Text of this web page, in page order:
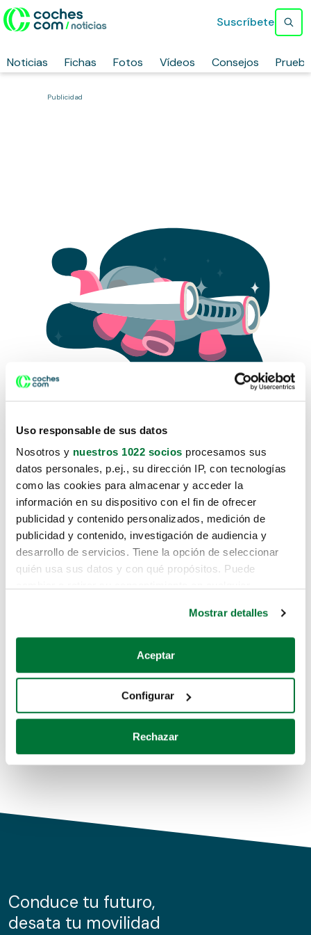
Uso responsable de sus datos
Nosotros y nuestros 1022 socios procesamos sus
datos personales, p.ej., su dirección IP, con tecnologías
como las cookies para almacenar y acceder la
información en su dispositivo con el fin de ofrecer
publicidad y contenido personalizados, medición de
publicidad y contenido, investigación de audiencia y
desarrollo de servicios. Tiene la opción de seleccionar
quién usa sus datos y con qué propósitos. Puede
Si lo permite, también quisiéramos:
Recopilar información sobre su ubicación geográfica
Identificar su dispositivo analizándolo activamente
para buscar características específicas (huellas
Obtenga más información sobre cómo se procesan sus
de cookies.
información sobre el uso que haga del sitio web con
nuestros partners de redes sociales, publicidad y análisis
Mostrar detalles
Aceptar
Configurar
Rechazar
Noticias Fichas Fotos Vídeos Consejos
Suscríbete
Publicidad
Lo sentimos, no sabemos como
te hemos traido hasta aquí.
Pero puedes encontrar el coche que estás
buscando en alguno de estos enlaces:
Coches de segunda mano
Coches de km0
Conduce tu futuro,
desata tu movilidad